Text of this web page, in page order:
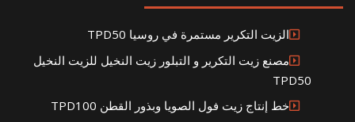
الزيت التكرير مستمرة في روسيا TPD50
مصنع زيت التكرير و التبلور زيت النخيل للزيت النخيل
TPD50
خط إنتاج زيت فول الصويا وبذور القطن TPD100